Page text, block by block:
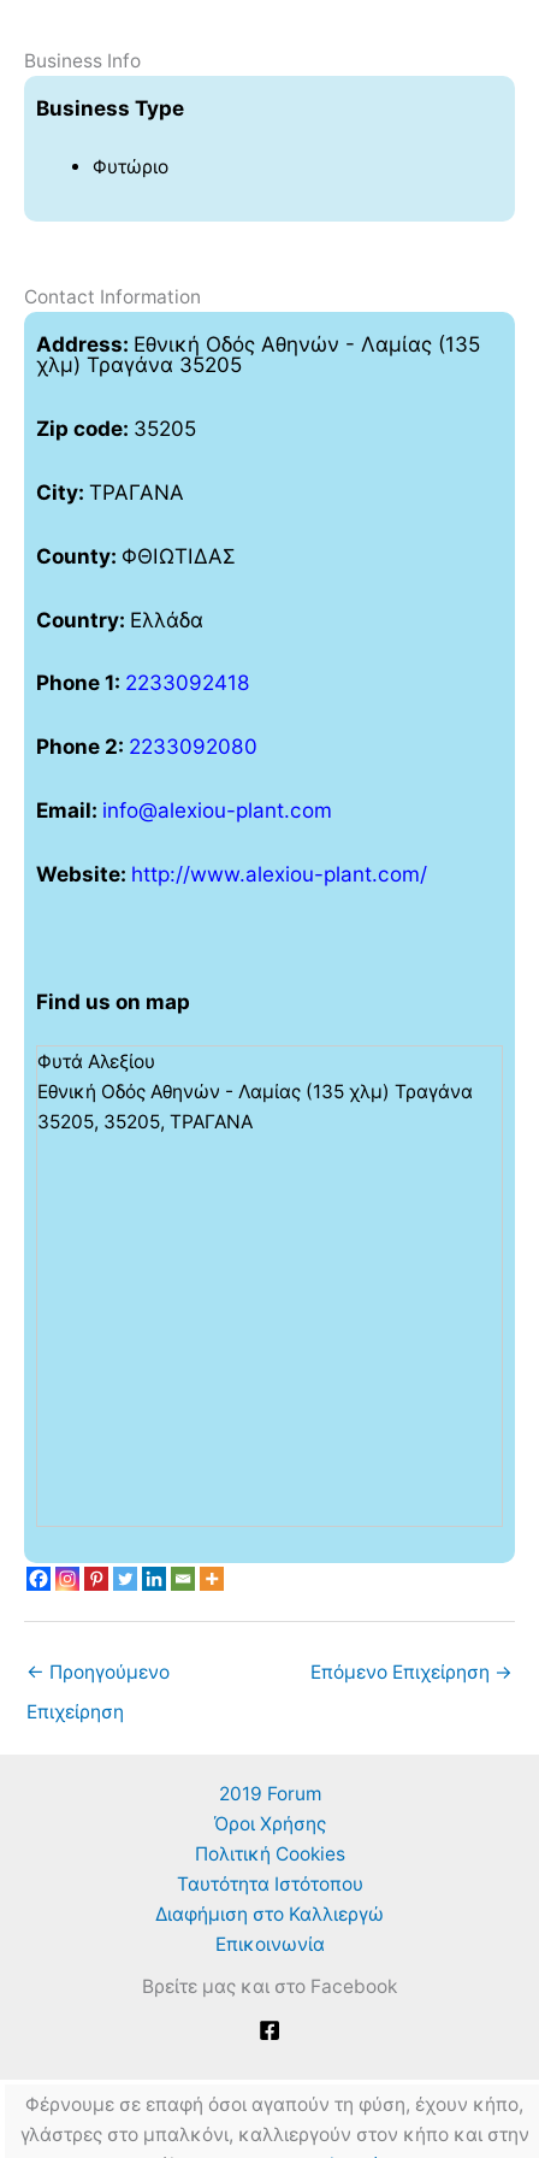
Business Info
Business Type
Φυτώριο
Contact Information
Address: Εθνική Οδός Αθηνών - Λαμίας (135
χλμ) Τραγάνα 35205
Zip code: 35205
City: ΤΡΑΓΑΝΑ
County: ΦΘΙΩΤΙΔΑΣ
Country: Ελλάδα
Phone 1: 2233092418
Phone 2: 2233092080
Email: info@alexiou-plant.com
Website: http://www.alexiou-plant.com/
Find us on map
Φυτά Αλεξίου
Εθνική Οδός Αθηνών - Λαμίας (135 χλμ) Τραγάνα
35205, 35205, ΤΡΑΓΑΝΑ
← Προηγούμενο
Επιχείρηση
Επόμενο Επιχείρηση →
2019 Forum
Όροι Χρήσης
Πολιτική Cookies
Ταυτότητα Ιστότοπου
Διαφήμιση στο Καλλιεργώ
Επικοινωνία
Βρείτε μας και στο Facebook
Φέρνουμε σε επαφή όσοι αγαπούν τη φύση, έχουν κήπο,
γλάστρες στο μπαλκόνι, καλλιεργούν στον κήπο και στην